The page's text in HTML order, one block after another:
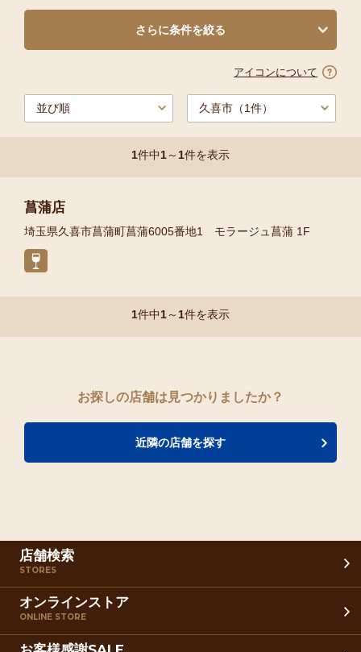
さらに条件を絞る
1件中1～1件を表示
アイコンについて
菖蒲店
埼玉県久喜市菖蒲町菖蒲6005番地1 モラージュ菖蒲 1F
1件中1～ 1件を表示
お探しの店舗は見つかりましたか？
近隣の店舗を探す
店舗検索
STORES
オンラインストア
ONLINE STORE